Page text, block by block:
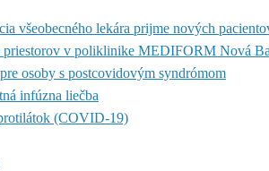
všeobecného lekára prijme nových
priestorov v poliklinike MEDIFORM Nová
osoby s postcovidovým syndrómom
infúzna liečba
(COVID-19)